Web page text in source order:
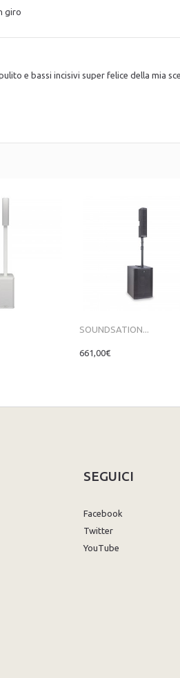
giro
e bassi incisivi super felice della mia
SOUNDSATION...
661,00€
SEGUICI
Facebook
Twitter
YouTube